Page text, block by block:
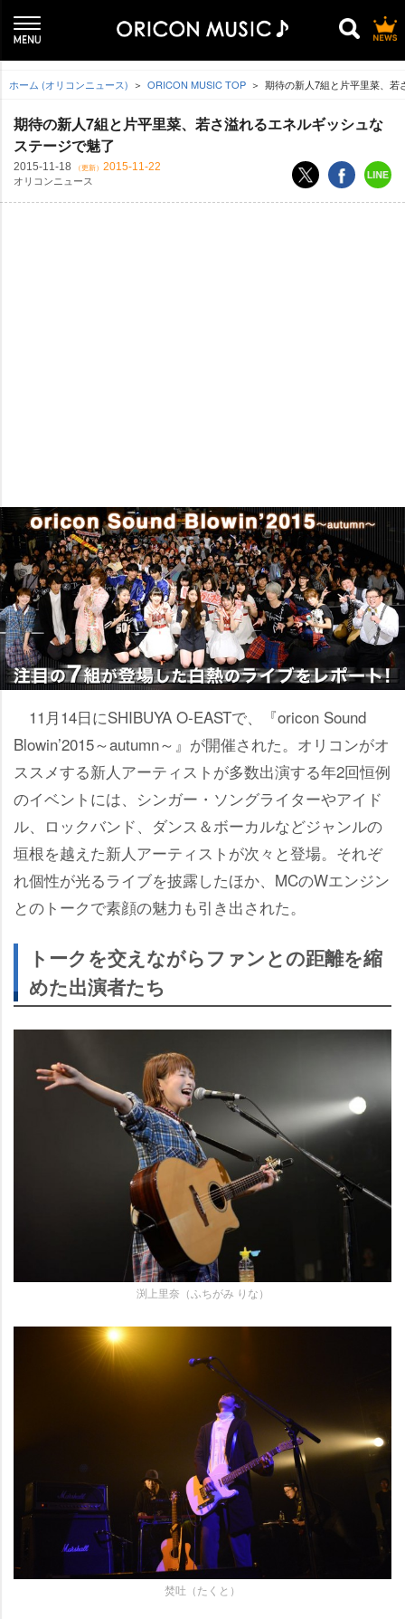
ホーム (オリコンニュース) ORICON MUSIC TOP 期待の新人7組と片平里菜、若
期待の新人7組と片平里菜、若さ溢れるエネルギッシュな
ステージで魅了
2015-11-18 （更新） 2015-11-22
オリコンニュース
11月14日にSHIBUYA O-EASTで、『oricon Sound
Blowin’2015～autumn～』が開催された。オリコンがオ
ススメする新人アーティストが多数出演する年2回恒例
のイベントには、シンガー・ソングライターやアイド
ル、ロックバンド、ダンス＆ボーカルなどジャンルの
垣根を越えた新人アーティストが次々と登場。それぞ
れ個性が光るライブを披露したほか、MCのWエンジン
とのトークで素顔の魅力も引き出された。
トークを交えながらファンとの距離を縮
めた出演者たち
渕上里奈（ふちがみ りな）
焚吐（たくと）